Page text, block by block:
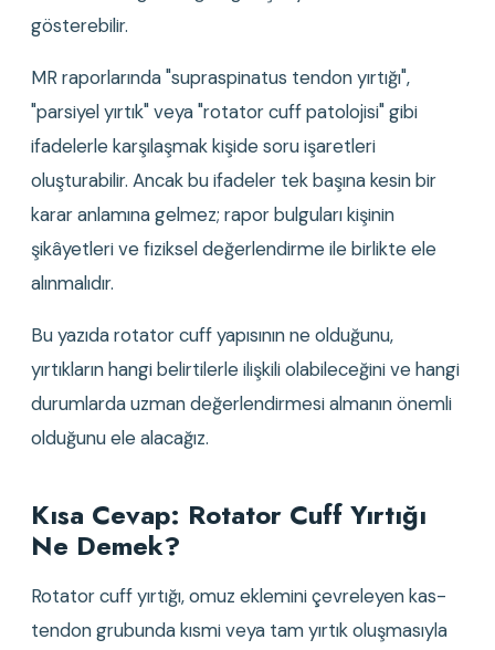
gösterebilir.
MR raporlarında "supraspinatus tendon yırtığı",
"parsiyel yırtık" veya "rotator cuff patolojisi" gibi
ifadelerle karşılaşmak kişide soru işaretleri
oluşturabilir. Ancak bu ifadeler tek başına kesin bir
karar anlamına gelmez; rapor bulguları kişinin
şikâyetleri ve fiziksel değerlendirme ile birlikte ele
alınmalıdır.
Bu yazıda rotator cuff yapısının ne olduğunu,
yırtıkların hangi belirtilerle ilişkili olabileceğini ve hangi
durumlarda uzman değerlendirmesi almanın önemli
olduğunu ele alacağız.
Kısa Cevap: Rotator Cuff Yırtığı
Ne Demek?
Rotator cuff yırtığı, omuz eklemini çevreleyen kas-
tendon grubunda kısmi veya tam yırtık oluşmasıyla